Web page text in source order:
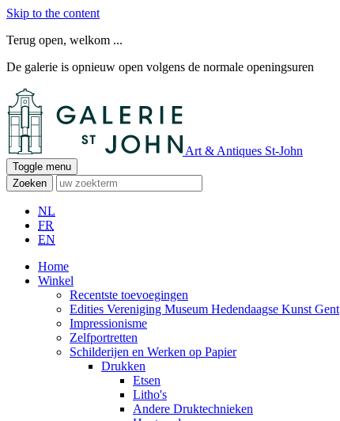
Skip to the content
Terug open, welkom ...
De galerie is opnieuw open volgens de normale openingsuren
Art & Antiques St-John
Toggle menu
Zoeken
NL
FR
EN
Home
Winkel
Recentste toevoegingen
Edities Vereniging Museum Hedendaagse Kunst Gent
Impressionisme
Zelfportretten
Schilderijen en Werken op Papier
Drukken
Etsen
Litho's
Andere Druktechnieken